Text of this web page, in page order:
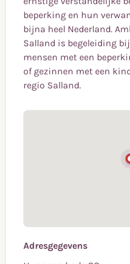
beperking en hun
bijna heel Nederland.
Salland is begeleiding
mensen met een
of gezinnen met een
regio Salland.
Adresgegevens